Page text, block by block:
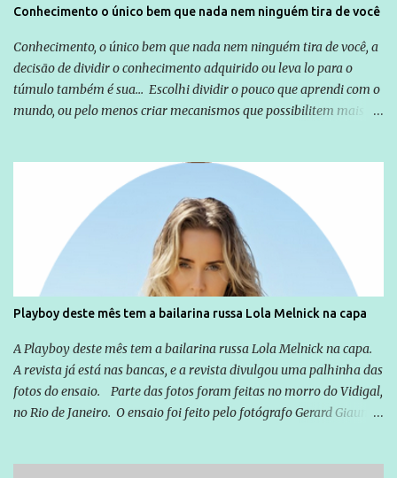
Conhecimento o único bem que nada nem ninguém tira de você
Conhecimento, o único bem que nada nem ninguém tira de você, a
decisão de dividir o conhecimento adquirido ou leva lo para o
túmulo também é sua... Escolhi dividir o pouco que aprendi com o
mundo, ou pelo menos criar mecanismos que possibilitem mais e
empreendedor da comunicação, que além de informação
cotidiana, corriqueira e cada vez mais preocupantes, do tipo que
você já esta acostumado a ver neste espaço, vou trabalhar a ideia
que possibilite distribuir não só informações, mas que gere de
forma consistente a riqueza do conhecimento... Exemplo: o
cidadão brasileiro não precisa só ser informado sobre operações
da Lava Jato, Reformas que podem retirar ou não direitos, ou
quem vai ser preso ou não; é preciso levar até as pessoas, do mais
simples ao mais burguês, o que diz a nossa Constituição, quais são
seus direitos e deveres em ...
Playboy deste mês tem a bailarina russa Lola Melnick na capa
A Playboy deste mês tem a bailarina russa Lola Melnick na capa.
A revista já está nas bancas, e a revista divulgou uma palhinha das
fotos do ensaio. Parte das fotos foram feitas no morro do Vidigal,
no Rio de Janeiro. O ensaio foi feito pelo fotógrafo Gerard Giaume